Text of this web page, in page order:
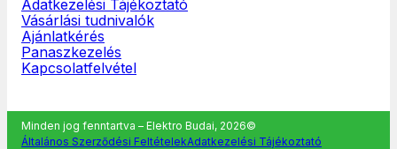
Adatkezelési Tájékoztató
Vásárlási tudnivalók
Ajánlatkérés
Panaszkezelés
Kapcsolatfelvétel
Minden jog fenntartva – Elektro Budai, 2026©
Általános Szerződési FeltételekAdatkezelési Tájékoztató